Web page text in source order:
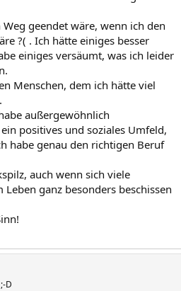
geendet wäre, wenn ich den
?( . Ich hätte einiges besser
einiges versäumt, was ich leider
Menschen, dem ich hätte viel
außergewöhnlich
positives und soziales Umfeld,
habe genau den richtigen Beruf
auch wenn sich viele
ganz besonders beschissen
D